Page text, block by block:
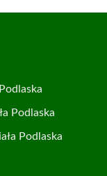
Podlaska
Podlaska